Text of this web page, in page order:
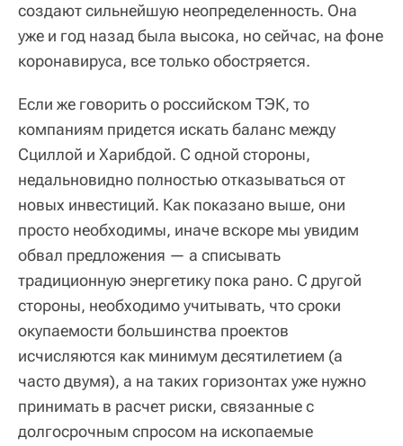
создают сильнейшую неопределенность. Она
уже и год назад была высока, но сейчас, на фоне
коронавируса, все только обостряется.
Если же говорить о российском ТЭК, то
компаниям придется искать баланс между
Сциллой и Харибдой. С одной стороны,
недальновидно полностью отказываться от
новых инвестиций. Как показано выше, они
просто необходимы, иначе вскоре мы увидим
обвал предложения — а списывать
традиционную энергетику пока рано. С другой
стороны, необходимо учитывать, что сроки
окупаемости большинства проектов
исчисляются как минимум десятилетием (а
часто двумя), а на таких горизонтах уже нужно
принимать в расчет риски, связанные с
долгосрочным спросом на ископаемые